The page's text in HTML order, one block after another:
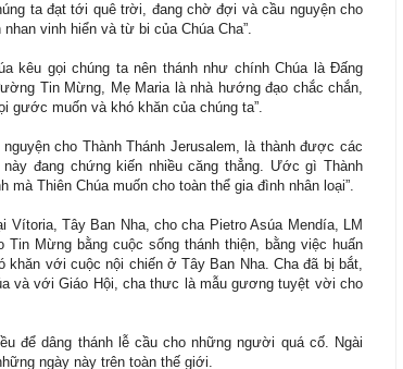
ta đạt tới quê trời, đang chờ đợi và cầu nguyện cho
vinh hiển và từ bi của Chúa Cha”.
kêu gọi chúng ta nên thánh như chính Chúa là Đấng
Tin Mừng, Mẹ Maria là nhà hướng đạo chắc chắn,
gước muốn và khó khăn của chúng ta”.
cho Thành Thánh Jerusalem, là thành được các
đang chứng kiến nhiều căng thẳng. Ước gì Thành
Thiên Chúa muốn cho toàn thể gia đình nhân loại”.
Vítoria, Tây Ban Nha, cho cha Pietro Asúa Mendía, LM
Mừng bằng cuộc sống thánh thiện, bằng việc huấn
với cuộc nội chiến ở Tây Ban Nha. Cha đã bị bắt,
và với Giáo Hội, cha thưc là mẫu gương tuyệt vời cho
để dâng thánh lễ cầu cho những người quá cố. Ngài
ngày này trên toàn thế giới.